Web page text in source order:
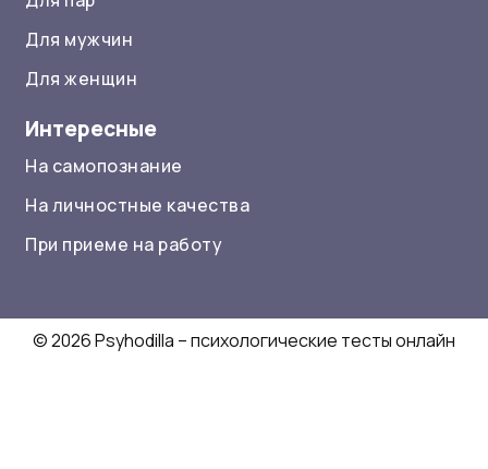
Для мужчин
Для женщин
Интересные
На самопознание
На личностные качества
При приеме на работу
© 2026 Psyhodilla – психологические тесты онлайн